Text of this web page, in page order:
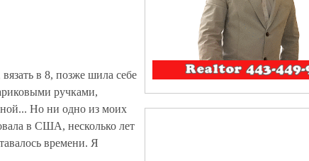
в 8, позже шила себе
ручками,
Но ни одно из моих
в США, несколько лет
времени. Я